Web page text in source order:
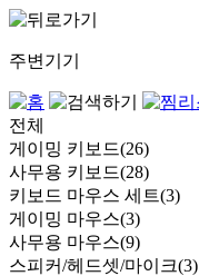
주변기기
전체
게이밍 키보드(26)
사무용 키보드(28)
키보드 마우스 세트(3)
게이밍 마우스(3)
사무용 마우스(9)
스피커/헤드셋/마이크(3)